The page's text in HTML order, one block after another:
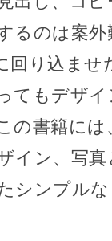
るのは案外
回り込ませ
てもデザ
の書籍に
イン、写
シンプル